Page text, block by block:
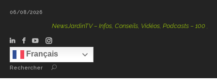
06/08/2026
NewsJardinTV – Infos, Conseils, Vidéos, Podcasts – 100 %
Français
Rechercher